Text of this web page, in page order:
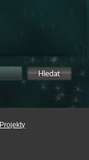
Projekty